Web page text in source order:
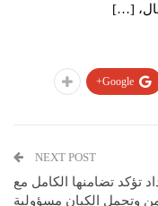
[…]
Google+
NEXT POST
تؤكد تضامنها الكامل مع
وتحمل الكيان مسؤولية